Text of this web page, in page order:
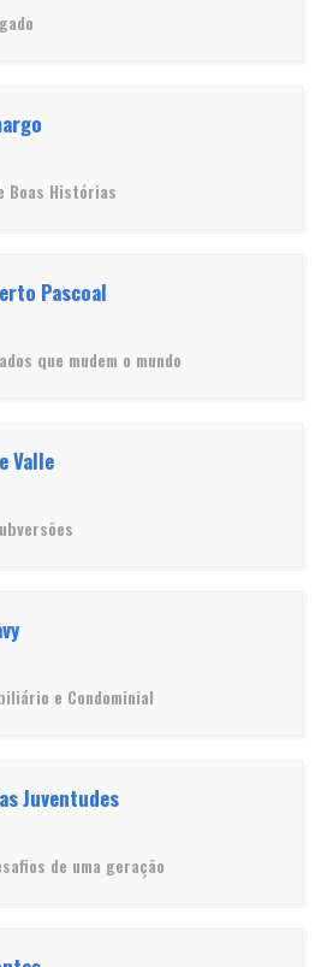
Boas Histórias
Pascoal
que mudem o mundo
Valle
e Condominial
Juventudes
de uma geração